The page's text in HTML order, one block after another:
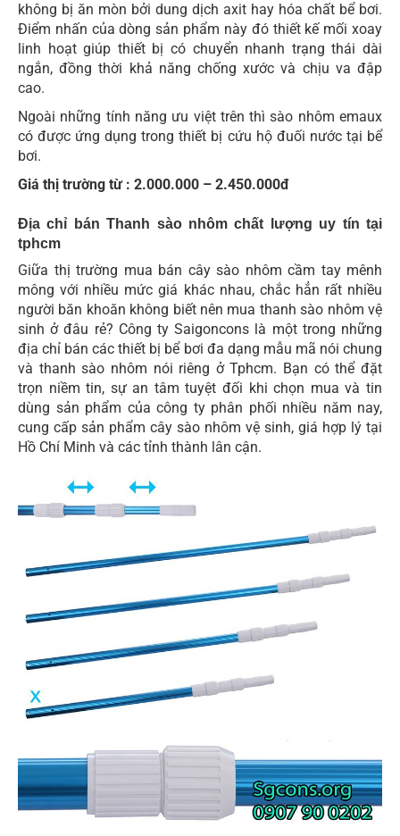
không bị ăn mòn bởi dung dịch axit hay hóa chất bể bơi.
Điểm nhấn của dòng sản phẩm này đó thiết kế mối xoay
linh hoạt giúp thiết bị có chuyển nhanh trạng thái dài
ngắn, đồng thời khả năng chống xước và chịu va đập
cao.
Ngoài những tính năng ưu việt trên thì sào nhôm emaux
có được ứng dụng trong thiết bị cứu hộ đuối nước tại bể
bơi.
Giá thị trường từ : 2.000.000 – 2.450.000đ
Địa chỉ bán Thanh sào nhôm chất lượng uy tín tại
tphcm
Giữa thị trường mua bán cây sào nhôm cầm tay mênh
mông với nhiều mức giá khác nhau, chắc hẳn rất nhiều
người băn khoăn không biết nên mua thanh sào nhôm vệ
sinh ở đâu rẻ? Công ty Saigoncons là một trong những
địa chỉ bán các thiết bị bể bơi đa dạng mẫu mã nói chung
và thanh sào nhôm nói riêng ở Tphcm. Bạn có thể đặt
trọn niềm tin, sự an tâm tuyệt đối khi chọn mua và tin
dùng sản phẩm của công ty phân phối nhiều năm nay,
cung cấp sản phẩm cây sào nhôm vệ sinh, giá hợp lý tại
Hồ Chí Minh và các tỉnh thành lân cận.